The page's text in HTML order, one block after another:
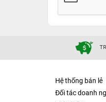
Hiệu suất
Được trang bị
nhằm hỗ trợ
thoải mái
nghe lên đến
thêm năng
Hệ thống bán lẻ
Đối tác doanh